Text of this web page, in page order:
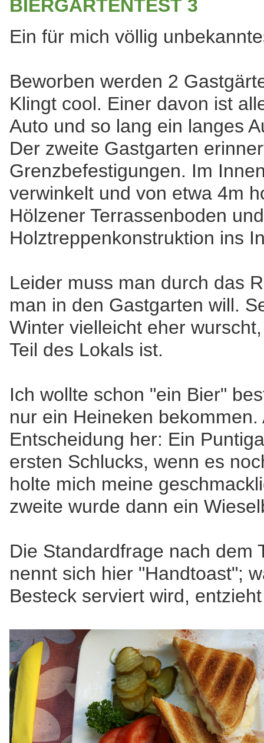
BIERGARTENTEST 3
Ein für mich völlig
Beworben werden 2
Klingt cool. Einer davon ist
Auto und so lang ein langes
Der zweite Gastgarten
Grenzbefestigungen. Im
verwinkelt und von etwa 4m
Hölzener Terrassenboden
Holztreppenkonstruktion ins
Leider muss man durch das
man in den Gastgarten will.
Winter vielleicht eher
Teil des Lokals ist.
Ich wollte schon "ein Bier"
nur ein Heineken
Entscheidung her: Ein
ersten Schlucks, wenn es
holte mich meine
zweite wurde dann ein
Die Standardfrage nach dem
nennt sich hier "Handtoast";
Besteck serviert wird,